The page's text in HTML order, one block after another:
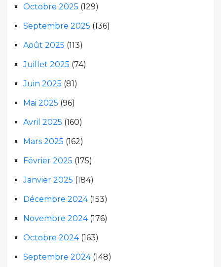
Octobre 2025 (129)
Septembre 2025 (136)
Août 2025 (113)
Juillet 2025 (74)
Juin 2025 (81)
Mai 2025 (96)
Avril 2025 (160)
Mars 2025 (162)
Février 2025 (175)
Janvier 2025 (184)
Décembre 2024(153)
Novembre 2024(176)
Octobre 2024(163)
Septembre 2024(148)